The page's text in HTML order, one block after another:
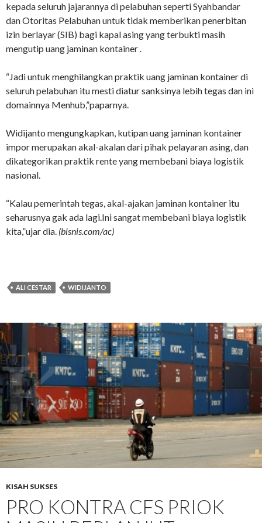
kepada seluruh jajarannya di pelabuhan seperti Syahbandar
dan Otoritas Pelabuhan untuk tidak memberikan penerbitan
izin berlayar (SIB) bagi kapal asing yang terbukti masih
mengutip uang jaminan kontainer .
“Jadi untuk menghilangkan praktik uang jaminan kontainer di
seluruh pelabuhan itu mesti diatur sanksinya lebih tegas dan ini
domainnya Menhub,”paparnya.
Widijanto mengungkapkan, kutipan uang jaminan kontainer
impor merupakan akal-akalan dari pihak pelayaran asing, dan
dikategorikan praktik rente yang membebani biaya logistik
nasional.
“Kalau pemerintah tegas, akal-ajakan jaminan kontainer itu
seharusnya gak ada lagi.Ini sangat membebani biaya logistik
kita,”ujar dia. (bisnis.com/ac)
ALI CESTAR WIDIJANTO
KISAH SUKSES
PRO KONTRA CFS PRIOK